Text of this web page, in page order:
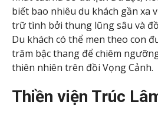
biết bao nhiêu du khách gần xa
trữ tình bởi thung lũng sâu và
Du khách có thể men theo con
trăm bậc thang để chiêm
thiên nhiên trên đồi Vọng Cảnh.
Thiền viện Trúc